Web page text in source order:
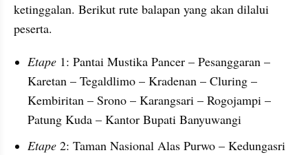
ketinggalan. Berikut rute balapan yang akan dilalui
peserta.
Etape 1: Pantai Mustika Pancer – Pesanggaran –
Karetan – Tegaldlimo – Kradenan – Cluring –
Kembiritan – Srono – Karangsari – Rogojampi –
Patung Kuda – Kantor Bupati Banyuwangi
Etape 2: Taman Nasional Alas Purwo – Kedungasri